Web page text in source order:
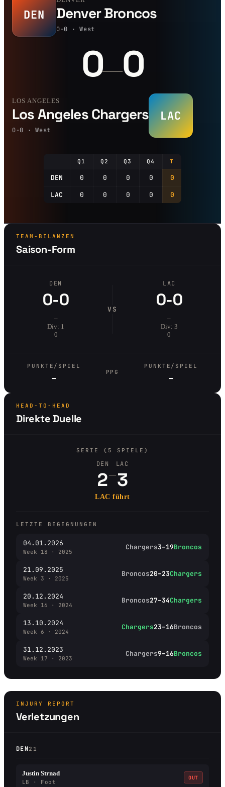
DEN Denver Broncos
0-0 · West
0—0
LOS ANGELES
Los Angeles Chargers
0-0 · West
LAC
Q1 Q2 Q3 Q4 T
DEN 0 0 0 0
0
LAC
0 0 0 0 0
TEAM-BILANZEN
Saison-Form
DEN
0-0
–
Div: 1
0
VS
LAC
0-0
–
Div: 3
0
PUNKTE/SPIEL
–
PPG
PUNKTE/SPIEL
–
HEAD-TO-HEAD
Direkte Duelle
SERIE (5 SPIELE)
DEN
2–
LAC
3
LAC führt
LETZTE BEGEGNUNGEN
04.01.2026
Week 18 · 2025
Chargers3–19Broncos
21.09.2025
Week 3 · 2025
Broncos20–23Chargers
20.12.2024
Week 16 · 2024
Broncos27–34Chargers
13.10.2024
Week 6 · 2024
Chargers23–16Broncos
31.12.2023
Week 17 · 2023
Chargers9–16Broncos
INJURY REPORT
Verletzungen
DEN21
Justin Strnad
LB · Foot
OUT